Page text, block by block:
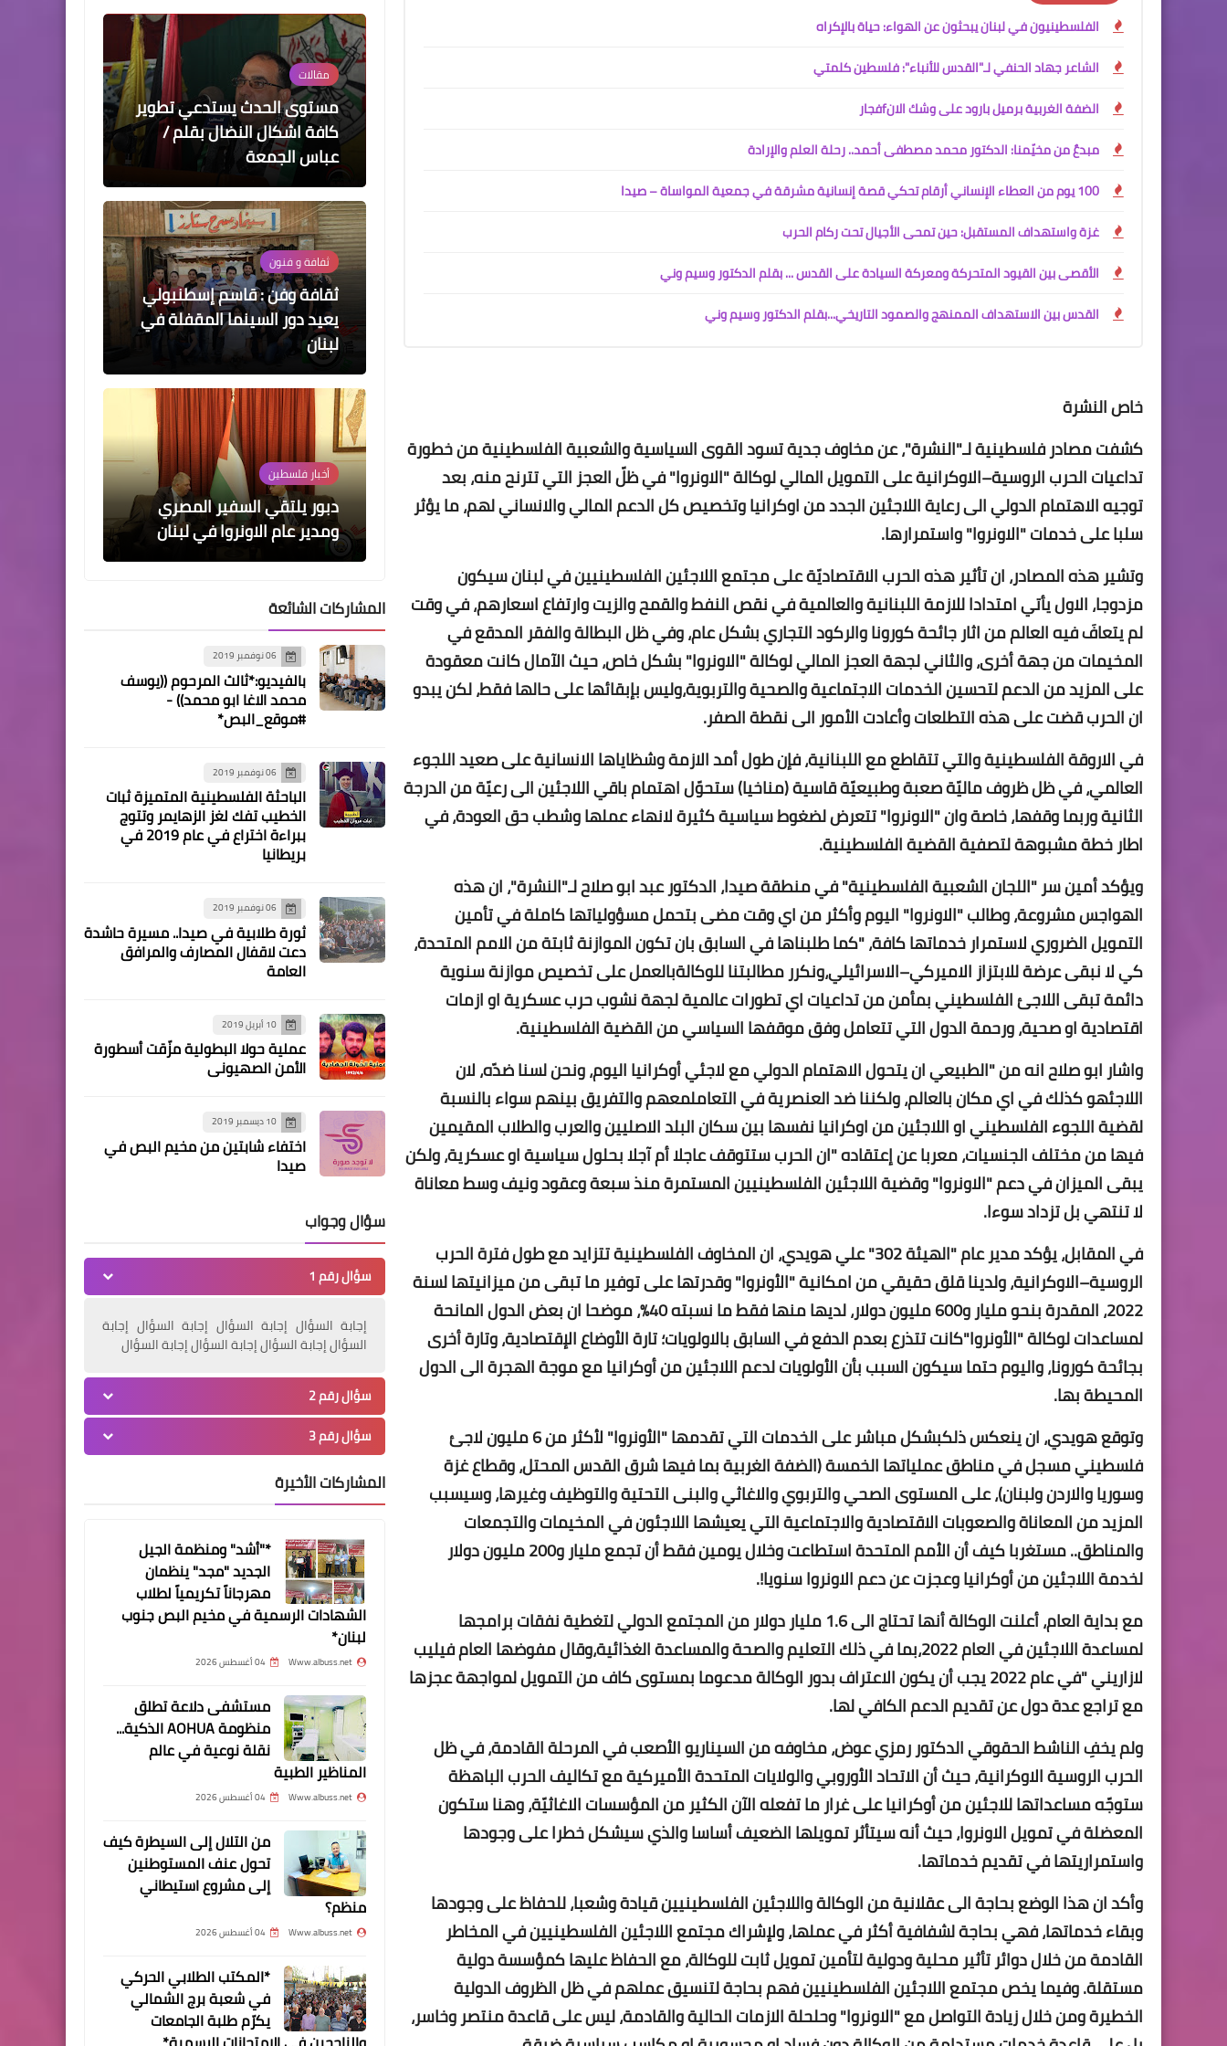
الفلسطينيون في لبنان يبحثون عن الهواء: حياة بالإكراه
الشاعر جهاد الحنفي لـ"القدس للأنباء": فلسطين كلمتي
الضفة الغربية برميل بارود على وشك الانfفجار
مبدعٌ من مخيّمنا: الدكتور محمد مصطفى أحمد.. رحلة العلم والإرادة
100 يوم من العطاء الإنساني أرقام تحكي قصة إنسانية مشرقة في جمعية المواساة – صيدا
غزة واستهداف المستقبل: حين تمحى الأجيال تحت ركام الحرب
الأقصى بين القيود المتحركة ومعركة السيادة على القدس ... بقلم الدكتور وسيم وني
القدس بين الاستهداف الممنهج والصمود التاريخي...بقلم الدكتور وسيم وني
خاص النشرة
كشفت مصادر فلسطينية لـ"النشرة"، عن مخاوف جدية تسود القوى السياسية والشعبية الفلسطينية من خطورة
تداعيات الحرب الروسية–الاوكرانية على التمويل المالي لوكالة "الاونروا" في ظلّ العجز التي تترنح منه، بعد
توجيه الاهتمام الدولي الى رعاية اللاجئين الجدد من اوكرانيا وتخصيص كل الدعم المالي والانساني لهم، ما يؤثر
سلبا على خدمات "الاونروا" واستمرارها.
وتشير هذه المصادر، ان تأثير هذه الحرب الاقتصاديّة على مجتمع ​اللاجئين الفلسطينيين​ في ​لبنان​ سيكون
مزدوجا، الاول يأتي امتدادا للازمة اللبنانية والعالمية في نقص النفط والقمح والزيت وارتفاع اسعارهم، في وقت
لم يتعافَ فيه العالم من اثار جائحة كورونا والركود التجاري بشكل عام، وفي ظل البطالة والفقر المدقع في
المخيمات من جهة أخرى، والثاني لجهة العجز المالي لوكالة "الاونروا" بشكل خاص، حيث الآمال كانت معقودة
على المزيد من الدعم لتحسين الخدمات الاجتماعية والصحية والتربوية،وليس بإبقائها على حالها فقط، لكن يبدو
ان الحرب قضت على هذه التطلعات وأعادت الأمور الى نقطة الصفر.
في الاروقة الفلسطينية والتي تتقاطع مع اللبنانية، فإن طول أمد الازمة وشظاياها الانسانية على صعيد اللجوء
العالمي، في ظل ظروف ماليّة صعبة وطبيعيّة قاسية (مناخيا) ستحوّل اهتمام باقي اللاجئين الى رعيّة من الدرجة
الثانية وربما وقفها، خاصة وان "الاونروا" تتعرض لضغوط سياسية كثيرة لانهاء عملها وشطب حق العودة، في
اطار خطة مشبوهة لتصفية القضية الفلسطينية.
ويؤكد أمين سر "اللجان الشعبية الفلسطينية" في منطقة صيدا، الدكتور عبد ابو صلاح لـ"النشرة"، ان هذه
الهواجس مشروعة، وطالب "الاونروا" اليوم وأكثر من اي وقت مضى بتحمل مسؤولياتها كاملة في تأمين
التمويل الضروري لاستمرار خدماتها كافة، "كما طلبناها في السابق بان تكون الموازنة ثابتة من الامم المتحدة،
كي لا نبقى عرضة للابتزاز الاميركي–الاسرائيلي،ونكرر مطالبتنا للوكالةبالعمل على تخصيص موازنة سنوية
دائمة تبقى اللاجئ الفلسطيني بمأمن من تداعيات اي تطورات عالمية لجهة نشوب حرب عسكرية او ازمات
اقتصادية او صحية، ورحمة الدول التي تتعامل وفق موقفها السياسي من القضية الفلسطينية.
واشار ابو صلاح انه من "الطبيعي ان يتحول الاهتمام الدولي مع لاجئي ​أوكرانيا​ اليوم، ونحن لسنا ضدّه، لان
اللاجئهو كذلك في اي مكان بالعالم، ولكننا ضد العنصرية في التعاملمعهم والتفريق بينهم سواء بالنسبة
لقضية اللجوء الفلسطيني او اللاجئين من اوكرانيا نفسها بين سكان البلد الاصليين والعرب والطلاب المقيمين
فيها من مختلف الجنسيات، معربا عن إعتقاده "ان الحرب ستتوقف عاجلا أم آجلا بحلول سياسية او عسكرية، ولكن
يبقى الميزان في دعم "الاونروا" وقضية اللاجئين الفلسطينيين المستمرة منذ سبعة وعقود ونيف وسط معاناة
لا تنتهي بل تزداد سوءا.
في المقابل، يؤكد مدير عام "الهيئة 302" علي هويدي، ان المخاوف الفلسطينية تتزايد مع طول فترة الحرب
الروسية–الاوكرانية، ولدينا قلق حقيقي من امكانية "​الأونروا​" وقدرتها على توفير ما تبقى من ميزانيتها لسنة
2022، المقدرة بنحو مليار و600 مليون دولار، لديها منها فقط ما نسبته 40%، موضحا ان بعض الدول المانحة
لمساعدات لوكالة "الأونروا"كانت تتذرع بعدم الدفع في السابق بالاولويات؛ تارة الأوضاع الإقتصادية، وتارة أخرى
بجائحة كورونا، واليوم حتما سيكون السبب بأن الأولويات لدعم اللاجئين من أوكرانيا مع موجة الهجرة الى الدول
المحيطة بها.
وتوقع هويدي، ان ينعكس ذلكبشكل مباشر على الخدمات التي تقدمها "الأونروا" لأكثر من 6 مليون لاجئ
فلسطيني مسجل في مناطق عملياتها الخمسة (الضفة الغربية بما فيها شرق القدس المحتل، وقطاع غزة
وسوريا والاردن ولبنان)، على المستوى الصحي والتربوي والاغاثي والبنى التحتية والتوظيف وغيرها، وسيسبب
المزيد من المعاناة والصعوبات الاقتصادية والاجتماعية التي يعيشها اللاجئون في المخيمات والتجمعات
والمناطق.. مستغربا كيف أن الأمم المتحدة استطاعت وخلال يومين فقط أن تجمع مليار و200 مليون دولار
لخدمة اللاجئين من أوكرانيا وعجزت عن دعم الاونروا سنويا!.
مع بداية العام، أعلنت الوكالة أنها تحتاج الى 1.6 مليار دولار من المجتمع الدولي لتغطية نفقات برامجها
لمساعدة اللاجئين في العام 2022،بما في ذلك التعليم والصحة والمساعدة الغذائية،وقال مفوضها العام فيليب
لازاريني "في عام 2022 يجب أن يكون الاعتراف بدور الوكالة مدعوما بمستوى كاف من التمويل لمواجهة عجزها
مع تراجع عدة دول عن تقديم الدعم الكافي لها.
ولم يخفِ الناشط الحقوقي الدكتور رمزي عوض، مخاوفه من السيناريو الأصعب في المرحلة القادمة، في ظل ​
الحرب الروسية الاوكرانية​، حيث أن الاتحاد الأوروبي و​الولايات المتحدة​ الأميركية مع تكاليف الحرب الباهظة
ستوجّه مساعداتها للاجئين من أوكرانيا على غرار ما تفعله الآن الكثير من المؤسسات الاغاثيّة، وهنا ستكون
المعضلة في تمويل الاونروا، حيث أنه سيتأثر تمويلها الضعيف أساسا والذي سيشكل خطرا على وجودها
واستمراريتها في تقديم خدماتها.
وأكد ان هذا الوضع بحاجة الى عقلانية من الوكالة واللاجئين الفلسطينيين قيادة وشعبا، للحفاظ على وجودها
وبقاء خدماتها، فهي بحاجة لشفافية أكثر في عملها، ولإشراك مجتمع اللاجئين الفلسطينيين في المخاطر
القادمة من خلال دوائر تأثير محلية ودولية لتأمين تمويل ثابت للوكالة، مع الحفاظ عليها كمؤسسة دولية
مستقلة. وفيما يخص مجتمع اللاجئين الفلسطينيين فهم بحاجة لتنسيق عملهم في ظل الظروف الدولية
الخطيرة ومن خلال زيادة التواصل مع "الاونروا" وحلحلة الازمات الحالية والقادمة، ليس على قاعدة منتصر وخاسر،
مقالات
مستوى الحدث يستدعي تطوير
كافة اشكال النضال بقلم /
عباس الجمعة
ثفافة و فنون
ثقافة وفن : قاسم إسطنبولي
يعيد دور السينما المقفلة في
لبنان
أخبار فلسطين
دبور يلتقي السفير المصري
ومدير عام الاونروا في لبنان
Www.albuss.net
أخبار البص
وقفة تضامنية مع القدس في
مدينة صور
Www.albuss.net
16 يناير 2018
الرياضة
الجماعة الإسلامية تكرم نادي
الهبة لمشاركته في دورة
2001
Www.albuss.net
16 يناير 2018
محطات
سعد: العدو الصهيوني هو
المسؤول عن محاولة اغتيال
Www.albuss.net
16 يناير 2018
منوعات
بري يدعو الدول العربية لنقل
سفاراتها من واشنطن
Www.albuss.net
16 يناير 2018
من هنا وهناك
بيان شكر من حركة المقاومة
الإسلامية (حماس)
Www.albuss.net
16 يناير 2018
من هنا وهناك
وفد حركة حماس يجول على
القيادات السياسية والأمنية
والدينية في صيدا ويستعرض
مستجدات الجريمة الإرهابية
الرياضة
فعاليات الدور الأول من دورة
روح مساجدنا"
Www.albuss.net
16 يناير 2018
مجلس علماء فلسطين في
لبنان يدين الانفجار الذي وقع
في صيدا
المشاركات الشائعة
06 نوفمبر 2019
بالفيديو:*ثالث المرحوم ((يوسف
محمد الاغا ابو محمد)) -
#موقع_البص*
06 نوفمبر 2019
الباحثة الفلسطينية المتميزة ثبات
الخطيب تفك لغز الزهايمر وتتوج
ببراءة اختراع في عام 2019 في
بريطانيا
06 نوفمبر 2019
ثورة طلابية في صيدا.. مسيرة حاشدة
دعت لاقفال المصارف والمرافق
العامة
10 أبريل 2019
عملية حولا البطولية مزّقت أسطورة
الأمن الصهيوني
10 ديسمبر 2019
اختفاء شابتين من مخيم البص في
صيدا
سؤال وجواب
سؤال رقم 1
إجابة السؤال إجابة السؤال إجابة السؤال إجابة
السؤال إجابة السؤال إجابة السؤال إجابة السؤال
سؤال رقم 2
سؤال رقم 3
المشاركات الأخيرة
*"أشد" ومنظمة الجيل
الجديد "مجد" ينظمان
مهرجاناً تكريمياً لطلاب
الشهادات الرسمية في مخيم البص جنوب
لبنان*
Www.albuss.net 04 أغسطس 2026
مستشفى دلاعة تطلق
منظومة AOHUA الذكية...
نقلة نوعية في عالم
المناظير الطبية
Www.albuss.net 04 أغسطس 2026
من التلال إلى السيطرة كيف
تحول عنف المستوطنين
إلى مشروع استيطاني
منظم؟
Www.albuss.net 04 أغسطس 2026
*المكتب الطلابي الحركي
في شعبة برج الشمالي
يكرّم طلبة الجامعات